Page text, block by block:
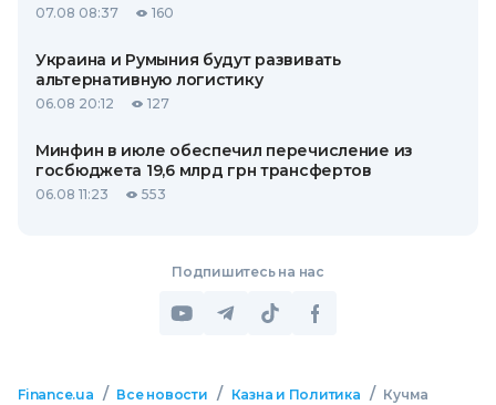
07.08 08:37 160
Украина и Румыния будут развивать
альтернативную логистику
06.08 20:12 127
Минфин в июле обеспечил перечисление из
госбюджета 19,6 млрд грн трансфертов
06.08 11:23 553
Подпишитесь на нас
Finance.ua / Все новости / Казна и Политика / Кучма